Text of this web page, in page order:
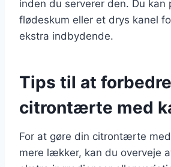
inden du serverer den. Du kan
flødeskum eller et drys kanel
ekstra indbydende.
Tips til at
citrontærte med
For at gøre din citrontærte
mere lækker, kan du overveje